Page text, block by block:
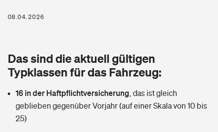
Zur Übersicht
Tools
Wer versichert was: Jetzt Versicherer finden
Glasversicherung
Mietkautionsversicherung
Kinderunfall­ver­si­che­rung
Kinderinvalidität
Private Krankenversicherung
Dread-Disease-Versicherung
Tierkrankenversicherung
Zur Übersicht
08.04.2026
Das sind die aktuell gültigen
Typklassen für das Fahrzeug:
16 in der Haftpflichtversicherung das ist gleich
geblieben gegenüber Vorjahr (auf einer Skala von 10 bis
25)